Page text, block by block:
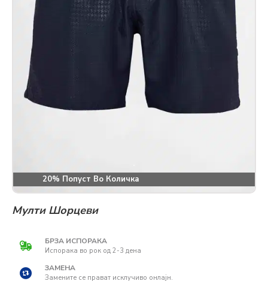
20% Попуст Во Количка
Мулти Шорцеви
БРЗА ИСПОРАКА
Испорака во рок од 2-3 дена
ЗАМЕНА
Замените се прават исклучиво онлајн.